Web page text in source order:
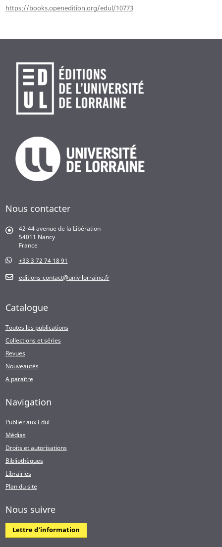
https://books.openedition.org/edul/10773
Nous contacter
42-44 avenue de la Libération
54011 Nancy
France
+33 3 72 74 18 91
editions-contact@univ-lorraine.fr
Catalogue
Toutes les publications
Collections et séries
Revues
Nouveautés
A paraître
Navigation
Publier aux Edul
Médias
Droits et autorisations
Bibliothèques
Librairies
Plan du site
Nous suivre
Lettre d'information